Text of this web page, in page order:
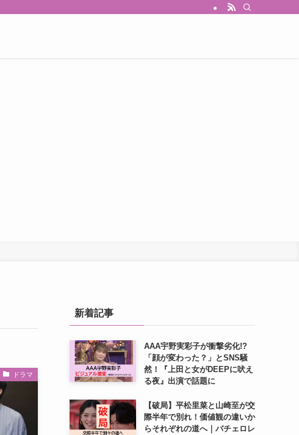
ドラマ
新着記事
AAA宇野実彩子が衝撃劣化!?
「顔が変わった？」とSNS騒
然！『上田と女がDEEPに吠え
る夜』出演で話題に
【破局】平松里菜と山崎至が交
際半年で別れ！価値観の違いか
らそれぞれの道へ｜バチェロレ